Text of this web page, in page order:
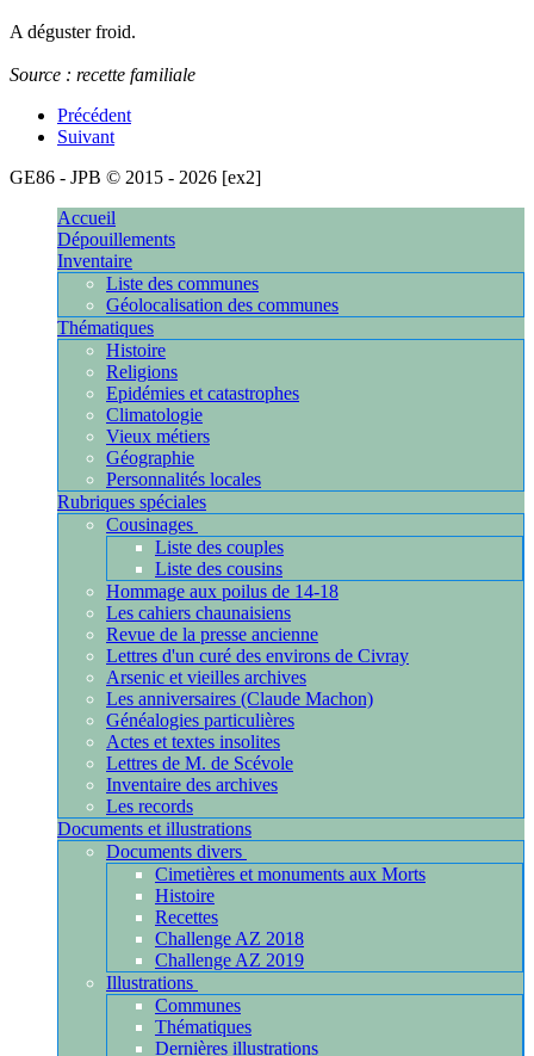
A déguster froid.
Source : recette familiale
Précédent
Suivant
GE86 - JPB © 2015 - 2026 [ex2]
Accueil
Dépouillements
Inventaire
Liste des communes
Géolocalisation des communes
Thématiques
Histoire
Religions
Epidémies et catastrophes
Climatologie
Vieux métiers
Géographie
Personnalités locales
Rubriques spéciales
Cousinages
Liste des couples
Liste des cousins
Hommage aux poilus de 14-18
Les cahiers chaunaisiens
Revue de la presse ancienne
Lettres d'un curé des environs de Civray
Arsenic et vieilles archives
Les anniversaires (Claude Machon)
Généalogies particulières
Actes et textes insolites
Lettres de M. de Scévole
Inventaire des archives
Les records
Documents et illustrations
Documents divers
Cimetières et monuments aux Morts
Histoire
Recettes
Challenge AZ 2018
Challenge AZ 2019
Illustrations
Communes
Thématiques
Dernières illustrations